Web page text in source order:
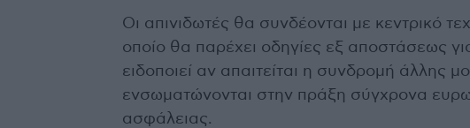
Οι απινιδωτές θα συνδέονται με κεντρικό
οποίο θα παρέχει οδηγίες εξ αποστάσεως
ειδοποιεί αν απαιτείται η συνδρομή άλλης
ενσωματώνονται στην πράξη σύγχρονα
ασφάλειας.